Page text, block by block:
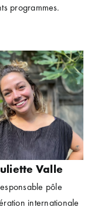
programmes.
Valle
pôle
internationale